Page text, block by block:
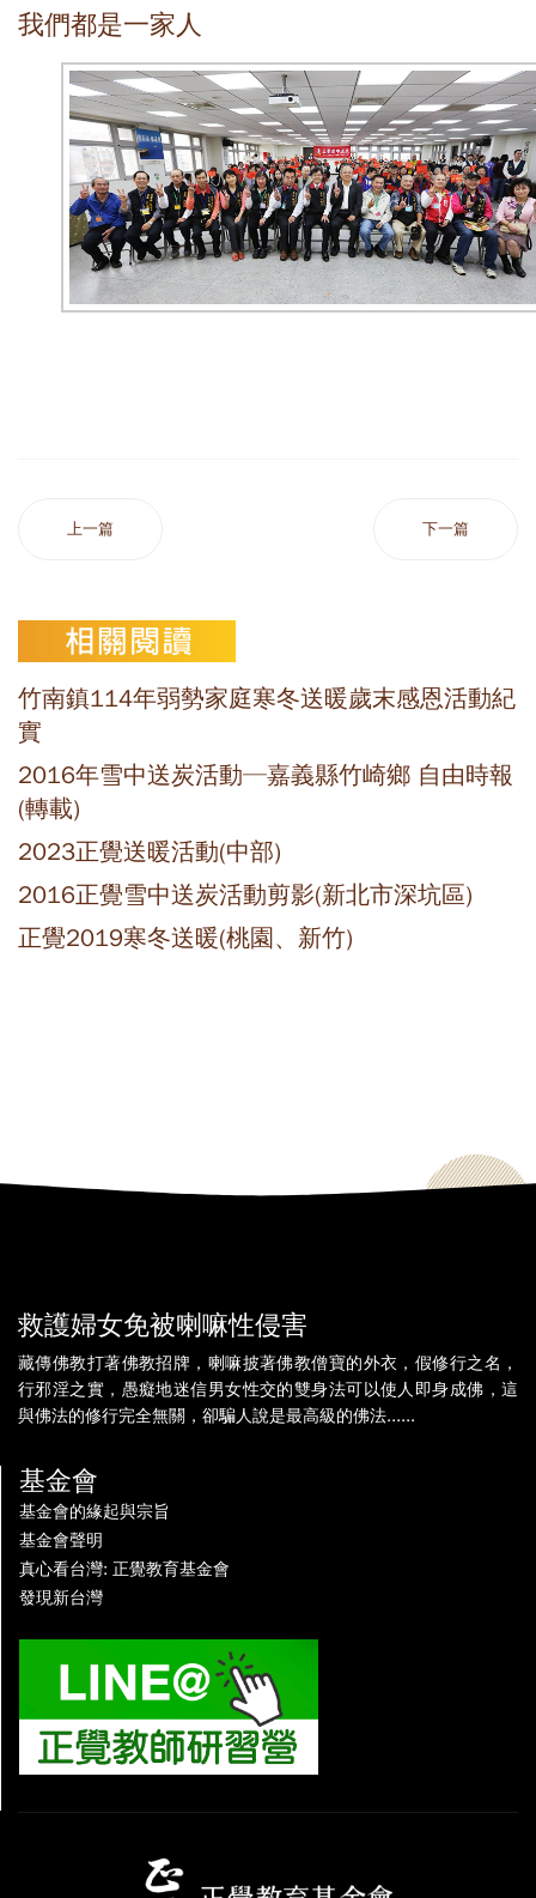
我們都是一家人
上一篇 下一篇
竹南鎮114年弱勢家庭寒冬送暖歲末感恩活動紀
實
2016年雪中送炭活動─嘉義縣竹崎鄉 自由時報
(轉載)
2023正覺送暖活動(中部)
2016正覺雪中送炭活動剪影(新北市深坑區)
正覺2019寒冬送暖(桃園、新竹)
救護婦女免被喇嘛性侵害
藏傳佛教打著佛教招牌，喇嘛披著佛教僧寶的外衣，假修行之名，
行邪淫之實，愚癡地迷信男女性交的雙身法可以使人即身成佛，這
與佛法的修行完全無關，卻騙人說是最高級的佛法......
基金會
基金會的緣起與宗旨
基金會聲明
真心看台灣: 正覺教育基金會
發現新台灣